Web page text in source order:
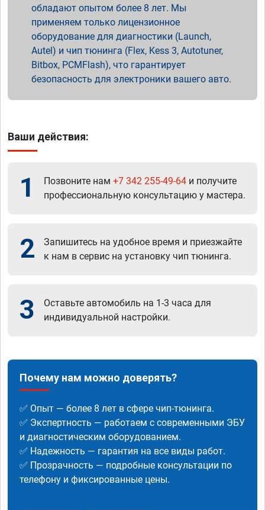
обладают опытом более 8 лет. Мы
применяем только лицензионное
оборудование для диагностики (Launch,
Autel) и чип тюнинга (Flex, Kess 3, Autotuner,
Bitbox, PCMFlash), что гарантирует
безопасность для электроники вашего авто.
Ваши действия:
1 Позвоните нам +7 342 255-49-64 и получите
профессиональную консультацию у мастера.
2
Запишитесь на удобное время и приезжайте
к нам в сервис на установку чип тюнинга.
3
Оставьте автомобиль на 1-3 часа для
индивидуальной настройки.
Почему нам можно доверять?
✅ Опыт — более 8 лет в сфере чип-тюнинга.
✅ Экспертность — работаем с современными ЭБУ
и диагностическим оборудованием.
✅ Надежность — гарантия на все виды работ.
✅ Прозрачность — подробные консультации по
телефону и фиксированные цены.